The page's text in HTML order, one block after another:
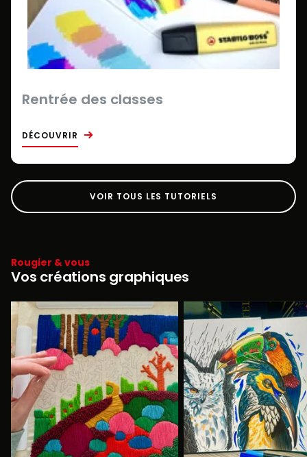
Rentrée des classes
DÉCOUVRIR
VOIR TOUS LES TUTORIELS
Rougier & vous
Vos créations graphiques